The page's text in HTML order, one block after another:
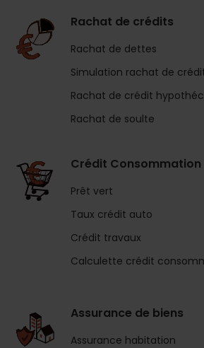
Rachat de crédits
Rachat de dettes
Simulation rachat de
Rachat de crédit
Rachat de soulte
Crédit Consommation
Prêt vert
Taux crédit auto
Crédit travaux
Calculette crédit
Assurance de biens
Assurance habitation